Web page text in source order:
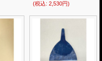
(税込: 2,530円)